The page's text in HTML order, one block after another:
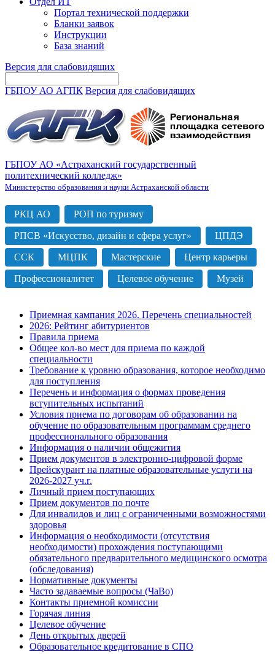
Портал технической поддержки
Бланки заявок
Инструкции
База знаний
Версия для слабовидящих
ГБПОУ АО АГПК Версия для слабовидящих
ГБПОУ АО «Астраханский государственный
политехнический колледж»
Министерство образования и науки Астраханской области
РКЦ АО РОП по туризму
РПСВ «Искусство, дизайн и сфера услуг» ЦПДЭ
ССК МЦПК Мастерские Центр карьеры
Профессионалитет Целевое обучение Музей
Приемная кампания 2026. Перечень специальностей
2026: Рейтинг абитуриентов
Правила приема
Общее кол-во мест для приема по каждой
специальности
Требование к уровню образования, которое необходимо
для поступления
Перечень и информация о формах проведения
вступительных испытаний
Условия приема по договорам об образовании на
обучение по образовательным программам среднего
профессионального образования
Информация о наличии общежития
Прием документов в электронно-цифровой форме
Прейскурант на платные образовательные услуги на
2026-2027 уч.г.
Личный прием поступающих
Прием документов по почте
Для инвалидов и лиц с ограниченными возможностями
здоровья
Информация о необходимости (отсутствия
необходимости) прохождения поступающими
обязательного предварительного медицинского осмотра
(обследования)
Нормативные документы
Часто задаваемые вопросы (ЧаВо)
Контакты приемной комиссии
Горячая линия
Целевое обучение
День открытых дверей
Образовательное кредитование в СПО